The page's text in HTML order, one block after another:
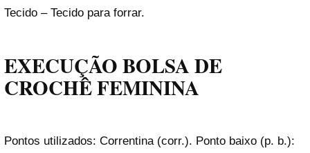
Tecido – Tecido para forrar.
EXECUÇÃO BOLSA DE
CROCHÊ FEMININA
Pontos utilizados: Correntina (corr.). Ponto baixo (p. b.):